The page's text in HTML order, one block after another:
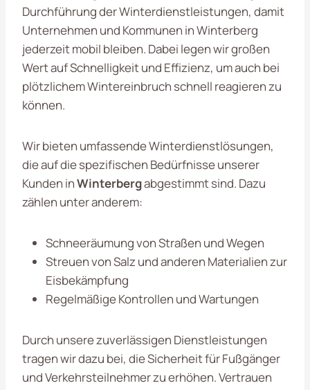
Durchführung der Winterdienstleistungen, damit
Unternehmen und Kommunen in Winterberg
jederzeit mobil bleiben. Dabei legen wir großen
Wert auf Schnelligkeit und Effizienz, um auch bei
plötzlichem Wintereinbruch schnell reagieren zu
können.
Wir bieten umfassende Winterdienstlösungen,
die auf die spezifischen Bedürfnisse unserer
Kunden inWinterbergabgestimmt sind. Dazu
zählen unter anderem:
Schneeräumung von Straßen und Wegen
Streuen von Salz und anderen Materialien zur
Eisbekämpfung
Regelmäßige Kontrollen und Wartungen
Durch unsere zuverlässigen Dienstleistungen
tragen wir dazu bei, die Sicherheit für Fußgänger
und Verkehrsteilnehmer zu erhöhen. Vertrauen